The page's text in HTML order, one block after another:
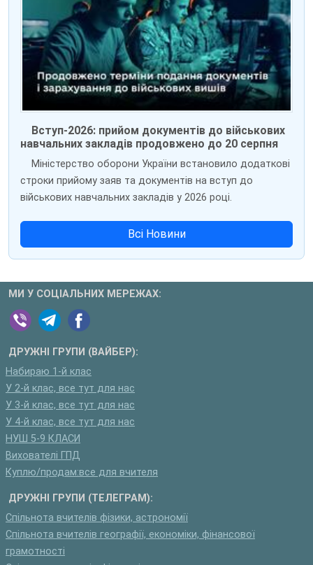
Вступ-2026: прийом документів до військових
навчальних закладів продовжено до 20 серпня
Міністерство оборони України встановило додаткові
строки прийому заяв та документів на вступ до
військових навчальних закладів у 2026 році.
Всі Новини
МИ У СОЦІАЛЬНИХ МЕРЕЖАХ:
ДРУЖНІ ГРУПИ (ВАЙБЕР):
Набираю 1-й клас
У 2-й клас, все тут для нас
У 3-й клас, все тут для нас
У 4-й клас, все тут для нас
НУШ 5-9 КЛАСИ
Вихователі ГПД
Куплю/продам:все для вчителя
ДРУЖНІ ГРУПИ (ТЕЛЕГРАМ):
Спільнота вчителів фізики, астрономії
Спільнота вчителів географії, економіки, фінансової
грамотності